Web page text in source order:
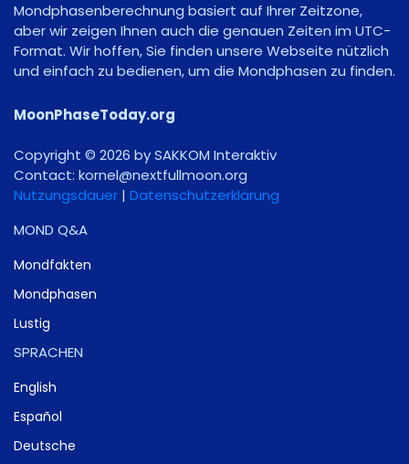
Mondphasenberechnung basiert auf Ihrer Zeitzone,
aber wir zeigen Ihnen auch die genauen Zeiten im UTC-
Format. Wir hoffen, Sie finden unsere Webseite nützlich
und einfach zu bedienen, um die Mondphasen zu finden.
MoonPhaseToday.org
Copyright © 2026 by SAKKOM Interaktiv
Contact: gro.noomlluftxen@lenrok
Nutzungsdauer | Datenschutzerklärung
MOND Q&A
Mondfakten
Mondphasen
Lustig
SPRACHEN
English
Español
Deutsche